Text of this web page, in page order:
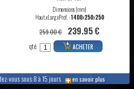
vous sous 8 à 15 jours en savoir plus
Dimensions (mm)
Haut.xLarg.xProf. :1400x250x250
259.00 € 239.95 €
qté ACHETER